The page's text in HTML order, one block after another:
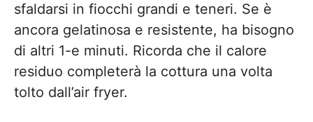
sfaldarsi in fiocchi grandi e teneri. Se è
ancora gelatinosa e resistente, ha bisogno
di altri 1-e minuti. Ricorda che il calore
residuo completerà la cottura una volta
tolto dall’air fryer.